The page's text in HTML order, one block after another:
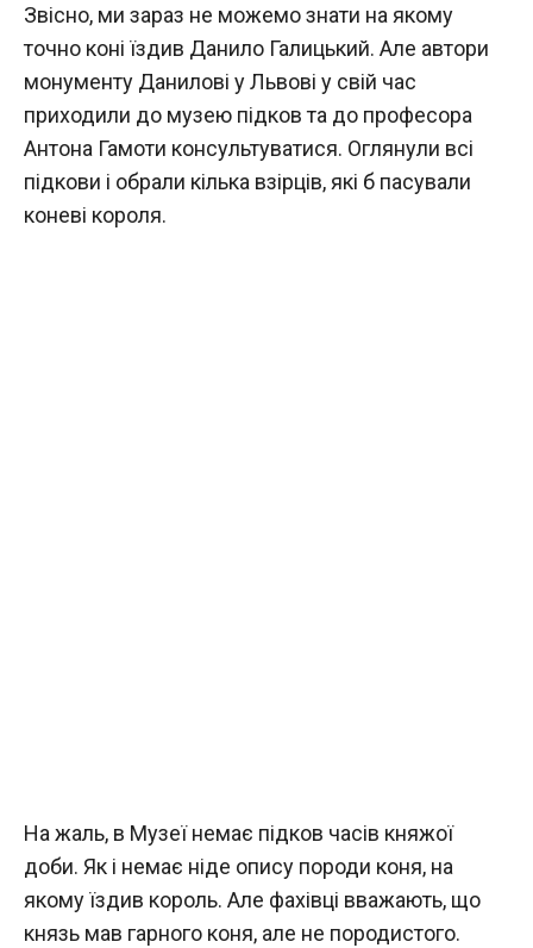
Звісно, ми зараз не можемо знати на якому
точно коні їздив Данило Галицький. Але автори
монументу Данилові у Львові у свій час
приходили до музею підков та до професора
Антона Гамоти консультуватися. Оглянули всі
підкови і обрали кілька взірців, які б пасували
коневі короля.
На жаль, в Музеї немає підков часів княжої
доби. Як і немає ніде опису породи коня, на
якому їздив король. Але фахівці вважають, що
князь мав гарного коня, але не породистого.